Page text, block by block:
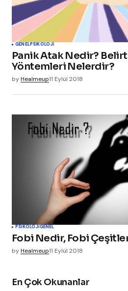
GENELPSIKOLOJI
Panik Atak Nedir?
Yöntemleri Nelerdir?
byHealmeup11 Eylül 2018
PSIKOLOJIGENEL
Fobi Nedir, Fobi
byHealmeup11 Eylül 2018
En Çok Okunanlar